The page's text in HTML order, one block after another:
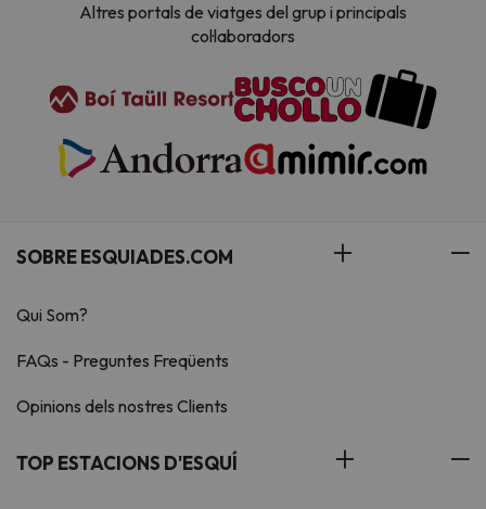
Altres portals de viatges del grup i principals
col·laboradors
SOBRE ESQUIADES.COM
Qui Som?
FAQs - Preguntes Freqüents
Opinions dels nostres Clients
TOP ESTACIONS D'ESQUÍ